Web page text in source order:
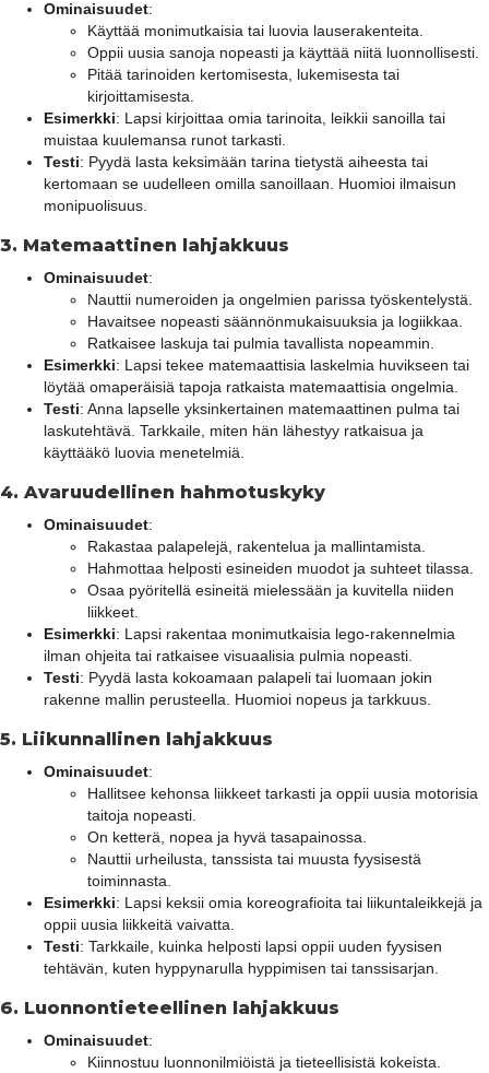
Ominaisuudet:
Käyttää monimutkaisia tai luovia lauserakenteita.
Oppii uusia sanoja nopeasti ja käyttää niitä luonnollisesti.
Pitää tarinoiden kertomisesta, lukemisesta tai
kirjoittamisesta.
Esimerkki: Lapsi kirjoittaa omia tarinoita, leikkii sanoilla tai
muistaa kuulemansa runot tarkasti.
Testi: Pyydä lasta keksimään tarina tietystä aiheesta tai
kertomaan se uudelleen omilla sanoillaan. Huomioi ilmaisun
monipuolisuus.
3. Matemaattinen lahjakkuus
Ominaisuudet:
Nauttii numeroiden ja ongelmien parissa työskentelystä.
Havaitsee nopeasti säännönmukaisuuksia ja logiikkaa.
Ratkaisee laskuja tai pulmia tavallista nopeammin.
Esimerkki: Lapsi tekee matemaattisia laskelmia huvikseen tai
löytää omaperäisiä tapoja ratkaista matemaattisia ongelmia.
Testi: Anna lapselle yksinkertainen matemaattinen pulma tai
laskutehtävä. Tarkkaile, miten hän lähestyy ratkaisua ja
käyttääkö luovia menetelmiä.
4. Avaruudellinen hahmotuskyky
Ominaisuudet:
Rakastaa palapelejä, rakentelua ja mallintamista.
Hahmottaa helposti esineiden muodot ja suhteet tilassa.
Osaa pyöritellä esineitä mielessään ja kuvitella niiden
liikkeet.
Esimerkki: Lapsi rakentaa monimutkaisia lego-rakennelmia
ilman ohjeita tai ratkaisee visuaalisia pulmia nopeasti.
Testi: Pyydä lasta kokoamaan palapeli tai luomaan jokin
rakenne mallin perusteella. Huomioi nopeus ja tarkkuus.
5. Liikunnallinen lahjakkuus
Ominaisuudet:
Hallitsee kehonsa liikkeet tarkasti ja oppii uusia motorisia
taitoja nopeasti.
On ketterä, nopea ja hyvä tasapainossa.
Nauttii urheilusta, tanssista tai muusta fyysisestä
toiminnasta.
Esimerkki: Lapsi keksii omia koreografioita tai liikuntaleikkejä ja
oppii uusia liikkeitä vaivatta.
Testi: Tarkkaile, kuinka helposti lapsi oppii uuden fyysisen
tehtävän, kuten hyppynarulla hyppimisen tai tanssisarjan.
6. Luonnontieteellinen lahjakkuus
Ominaisuudet:
Kiinnostuu luonnonilmiöistä ja tieteellisistä kokeista.